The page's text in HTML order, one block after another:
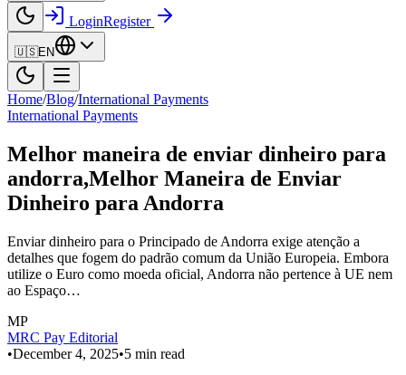
LoginRegister
🇺🇸EN
Home/Blog/International Payments
International Payments
Melhor maneira de enviar dinheiro para
andorra,Melhor Maneira de Enviar
Dinheiro para Andorra
Enviar dinheiro para o Principado de Andorra exige atenção a
detalhes que fogem do padrão comum da União Europeia. Embora
utilize o Euro como moeda oficial, Andorra não pertence à UE nem
ao Espaço…
MP
MRC Pay Editorial
•December 4, 2025•5 min read